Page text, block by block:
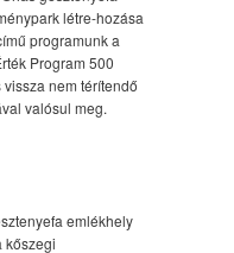
létre-hozása
programunk a
Program 500
nem térítendő
valósul meg.
emlékhely
kőszegi